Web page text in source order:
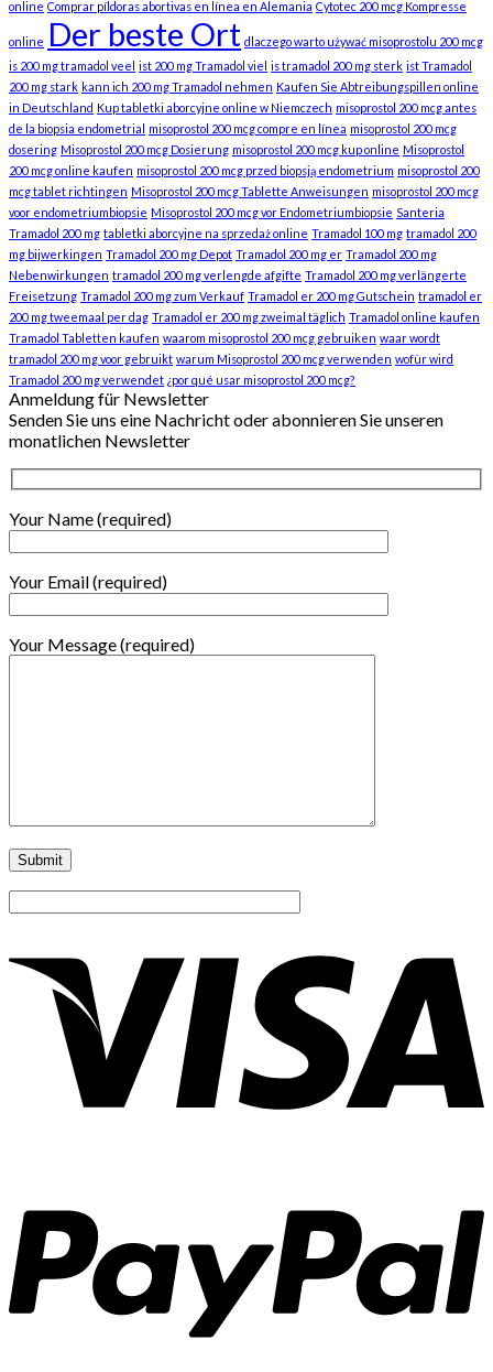
online Comprar píldoras abortivas en línea en Alemania Cytotec 200 mcg Kompresse
online Der beste Ort dlaczego warto używać misoprostolu 200 mcg
is 200 mg tramadol veel ist 200 mg Tramadol viel is tramadol 200 mg sterk ist Tramadol
200 mg stark kann ich 200 mg Tramadol nehmen Kaufen Sie Abtreibungspillen online
in Deutschland Kup tabletki aborcyjne online w Niemczech misoprostol 200 mcg antes
de la biopsia endometrial misoprostol 200 mcg compre en línea misoprostol 200 mcg
dosering Misoprostol 200 mcg Dosierung misoprostol 200 mcg kup online Misoprostol
200 mcg online kaufen misoprostol 200 mcg przed biopsją endometrium misoprostol 200
mcg tablet richtingen Misoprostol 200 mcg Tablette Anweisungen misoprostol 200 mcg
voor endometriumbiopsie Misoprostol 200 mcg vor Endometriumbiopsie Santeria
Tramadol 200 mg tabletki aborcyjne na sprzedaż online Tramadol 100 mg tramadol 200
mg bijwerkingen Tramadol 200 mg Depot Tramadol 200 mg er Tramadol 200 mg
Nebenwirkungen tramadol 200 mg verlengde afgifte Tramadol 200 mg verlängerte
Freisetzung Tramadol 200 mg zum Verkauf Tramadol er 200 mg Gutschein tramadol er
200 mg tweemaal per dag Tramadol er 200 mg zweimal täglich Tramadol online kaufen
Tramadol Tabletten kaufen waarom misoprostol 200 mcg gebruiken waar wordt
tramadol 200 mg voor gebruikt warum Misoprostol 200 mcg verwenden wofür wird
Tramadol 200 mg verwendet ¿por qué usar misoprostol 200 mcg?
Anmeldung für Newsletter
Senden Sie uns eine Nachricht oder abonnieren Sie unseren
monatlichen Newsletter
Your Name (required)
Your Email (required)
Your Message (required)